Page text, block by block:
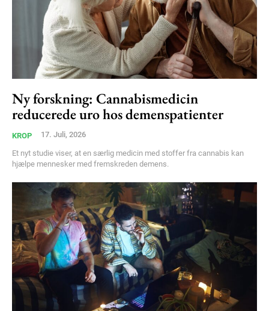
Ny forskning: Cannabismedicin
reducerede uro hos demenspatienter
KROP 17. Juli, 2026
Et nyt studie viser, at en særlig medicin med stoffer fra cannabis kan
hjælpe mennesker med fremskreden demens.